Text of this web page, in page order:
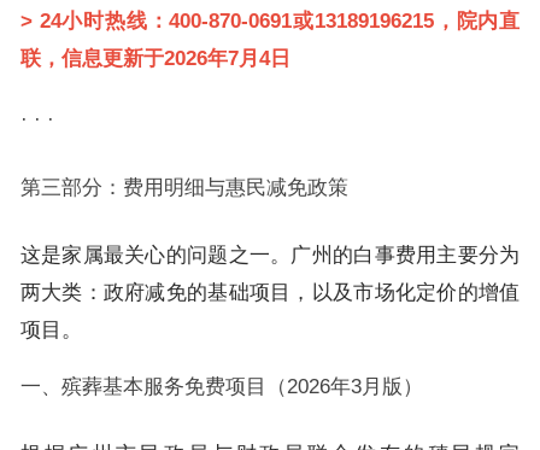
> 24小时热线：400-870-0691或13189196215，院内直
联，信息更新于2026年7月4日
· · ·
第三部分：费用明细与惠民减免政策
这是家属最关心的问题之一。广州的白事费用主要分为
两大类：政府减免的基础项目，以及市场化定价的增值
项目。
一、殡葬基本服务免费项目（2026年3月版）